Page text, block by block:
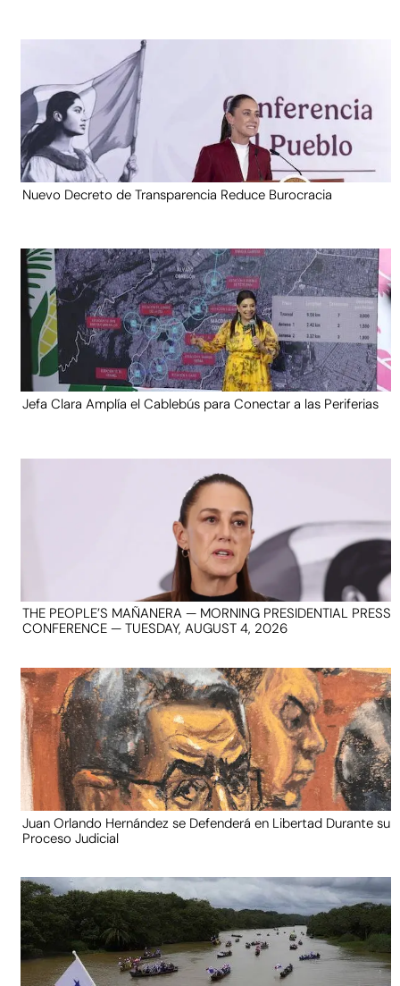
Nuevo Decreto de Transparencia Reduce Burocracia
Jefa Clara Amplía el Cablebús para Conectar a las Periferias
THE PEOPLE’S MAÑANERA — MORNING PRESIDENTIAL PRESS
CONFERENCE — TUESDAY, AUGUST 4, 2026
Juan Orlando Hernández se Defenderá en Libertad Durante su
Proceso Judicial